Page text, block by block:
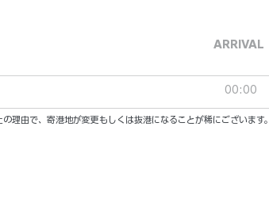
ARRIVAL
00:00
理由で、寄港地が変更もしくは抜港になることが稀にございます。